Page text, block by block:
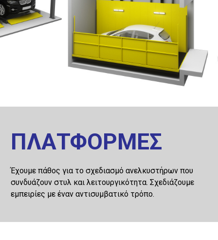
ΠΛΑΤΦΟΡΜΕΣ
Έχουμε πάθος για το σχεδιασμό ανελκυστήρων που
συνδυάζουν στυλ και λειτουργικότητα. Σχεδιάζουμε
εμπειρίες με έναν αντισυμβατικό τρόπο.